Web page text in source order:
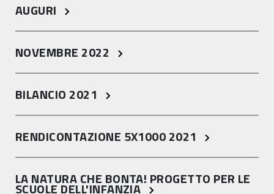
AUGURI
NOVEMBRE 2022
BILANCIO 2021
RENDICONTAZIONE 5X1000 2021
LA NATURA CHE BONTA! PROGETTO PER LE
SCUOLE DELL'INFANZIA